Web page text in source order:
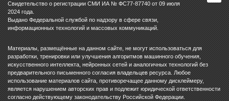
Свидетельство о регистрации СМИ ИА № ФС77-87740 от 09 июля
2024 года.
Выдано Федеральной службой по надзору в сфере связи,
информационных технологий и массовых коммуникаций.
Материалы, размещённые на данном сайте, не могут использоваться для
разработки, тренировки или улучшения алгоритмов машинного обучения,
искусственного интеллекта, нейронных сетей и аналогичных технологий без
предварительного письменного согласия владельцев ресурса. Любое
использование материалов сайта, противоречащее данному дисклеймеру,
является нарушением авторских прав и подлежит юридической ответственности
согласно действующему законодательству Российской Федерации.